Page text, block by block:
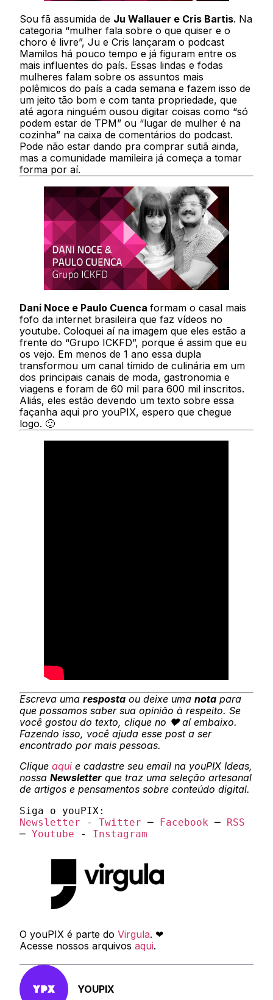
Sou fã assumida de Ju Wallauer e Cris Bartis. Na
categoria “mulher fala sobre o que quiser e o
choro é livre”, Ju e Cris lançaram o podcast
Mamilos há pouco tempo e já figuram entre os
mais influentes do país. Essas lindas e fodas
mulheres falam sobre os assuntos mais
polêmicos do país a cada semana e fazem isso de
um jeito tão bom e com tanta propriedade, que
até agora ninguém ousou digitar coisas como “só
podem estar de TPM” ou “lugar de mulher é na
cozinha” na caixa de comentários do podcast.
Pode não estar dando pra comprar sutiã ainda,
mas a comunidade mamileira já começa a tomar
forma por aí.
Dani Noce e Paulo Cuencaformam o casal mais
fofo da internet brasileira que faz vídeos no
youtube. Coloquei aí na imagem que eles estão a
frente do “Grupo ICKFD”, porque é assim que eu
os vejo. Em menos de 1 ano essa dupla
transformou um canal tímido de culinária em um
dos principais canais de moda, gastronomia e
viagens e foram de 60 mil para 600 mil inscritos.
Aliás, eles estão devendo um texto sobre essa
façanha aqui pro youPIX, espero que chegue
logo. 🙂
Escreva umaresposta ou deixe umanota para
que possamos saber sua opinião à respeito. Se
você gostou do texto, clique no ❤ aí embaixo.
Fazendo isso, você ajuda esse post a ser
encontrado por mais pessoas.
Cliqueaqui e cadastre seu email na youPIX Ideas,
nossaNewsletter que traz uma seleção artesanal
de artigos e pensamentos sobre conteúdo digital.
Siga o youPIX:
Newsletter - Twitter ─ Facebook ─ RSS
─ Youtube - Instagram
O youPIX é parte doVirgula. ❤
Acesse nossos arquivosaqui.
YOUPIX